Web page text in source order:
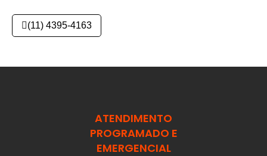
(11) 4395-4163
ATENDIMENTO
PROGRAMADO E
EMERGENCIAL